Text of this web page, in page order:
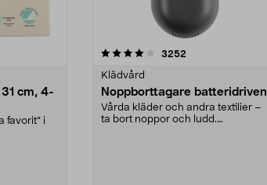
cm, 4-
favorit” i
3252
Klädvård
Noppborttagare batteridriven
Vårda kläder och andra textilier –
ta bort noppor och ludd.
4.5av 5 stjärnor